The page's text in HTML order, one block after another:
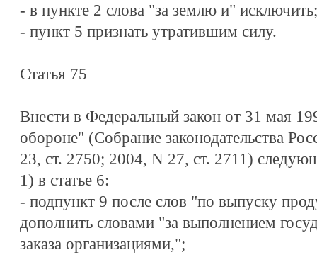
- в пункте 2 слова "за землю и" исключить;
- пункт 5 признать утратившим силу.
Статья 75
Внести в Федеральный закон от 31 мая
обороне" (Собрание законодательства
23, ст. 2750; 2004, N 27, ст. 2711)
1) в статье 6:
- подпункт 9 после слов "по выпуску
дополнить словами "за выполнением
заказа организациями,";